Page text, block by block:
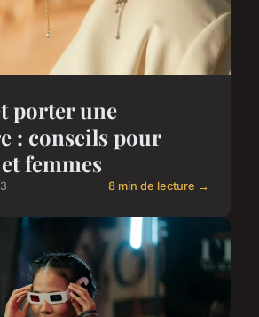
porter une
: conseils pour
femmes
8 min de lecture →